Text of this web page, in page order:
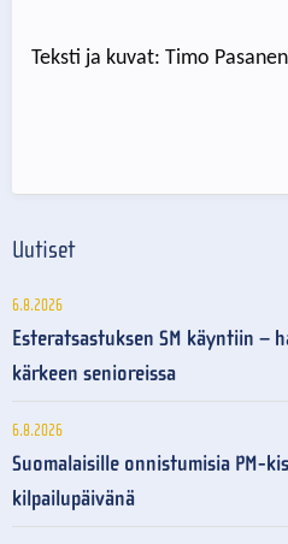
Teksti ja kuvat: Timo Pasanen
Uutiset
6.8.2026
Esteratsastuksen SM käyntiin –
kärkeen senioreissa
6.8.2026
Suomalaisille onnistumisia PM-
kilpailupäivänä